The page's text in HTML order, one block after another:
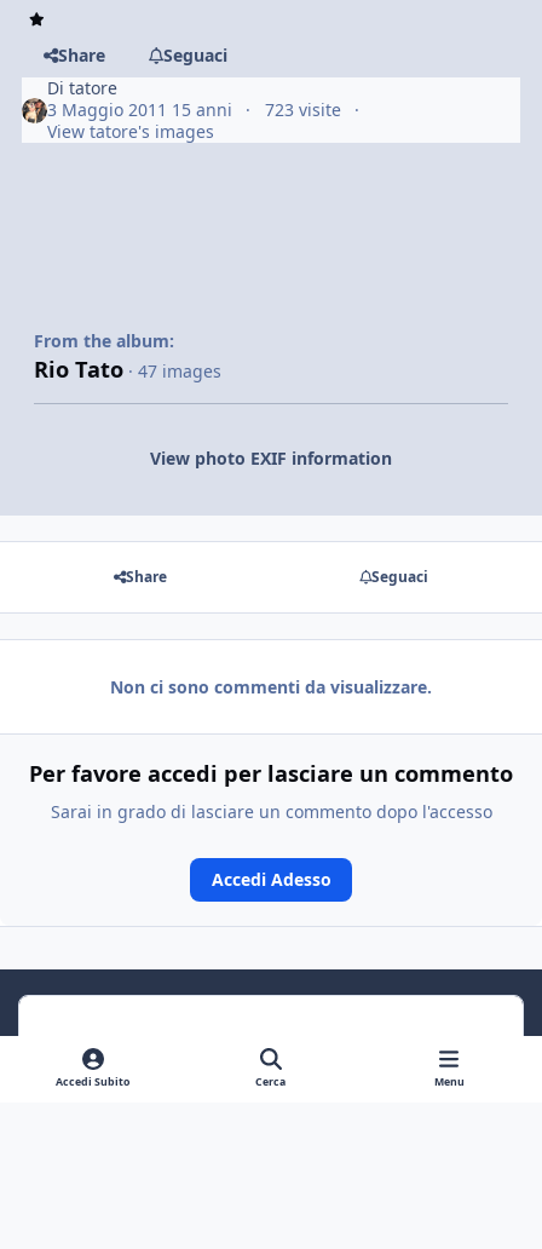
Share
Seguaci
Ditatore
3 Maggio 2011 15 anni
723 visite
View tatore's images
From the album:
Rio Tato · 47 images
View photo EXIF information
Share Seguaci
Non ci sono commenti da visualizzare.
Per favore accedi per lasciare un commento
Sarai in grado di lasciare un commento dopo l'accesso
Accedi Adesso
Accedi Subito Cerca Menu